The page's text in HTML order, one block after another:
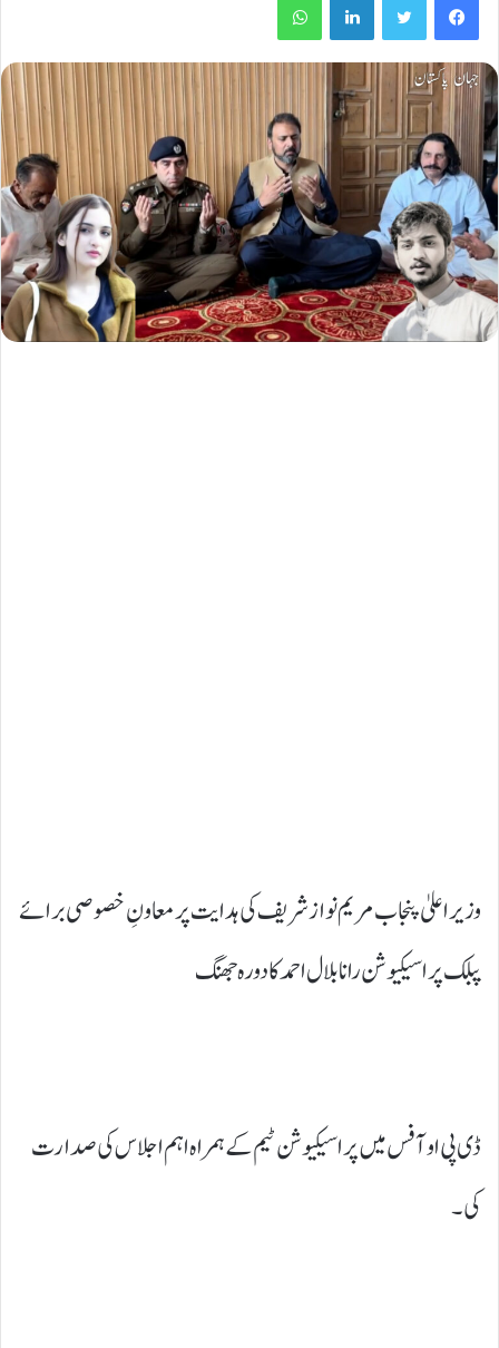
وزیر اعلیٰ پنجاب مریم نواز شریف کی ہدایت پر معاونِ خصوصی برائے
پبلک پراسیکیوشن رانا بلال احمد کا دورہ جھنگ
ڈی پی او آفس میں پراسیکیوشن ٹیم کے ہمراہ اہم اجلاس کی صدارت
کی۔